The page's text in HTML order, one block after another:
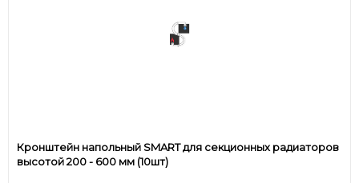
Кронштейн напольный SMART для секционных радиаторов
высотой 200 - 600 мм (10шт)